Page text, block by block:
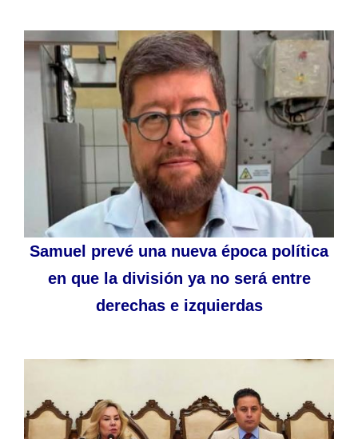
Samuel prevé una nueva época política
en que la división ya no será entre
derechas e izquierdas